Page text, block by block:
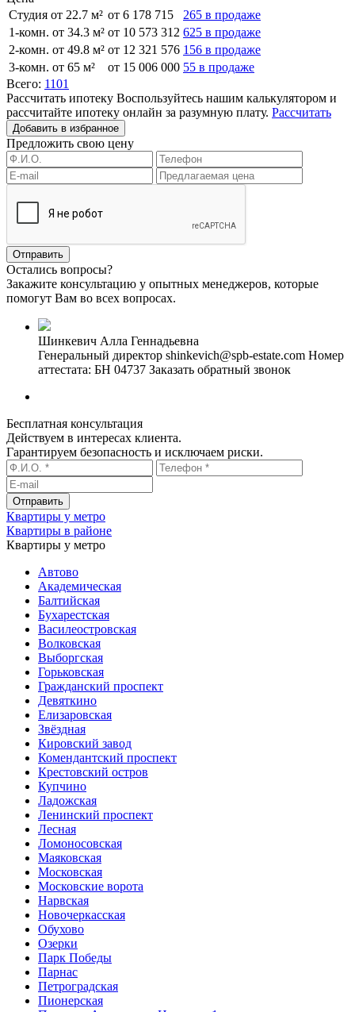
Студия от 22.7 м² от 6 178 715
265 в продаже
1-комн. от 34.3 м² от 10 573 312 625 в продаже
2-комн. от 49.8 м² от 12 321 576 156 в продаже
3-комн. от 65 м²
от 15 006 000 55 в продаже
Всего: 1101
Рассчитать ипотеку Воспользуйтесь нашим калькулятором и
рассчитайте ипотеку онлайн за разумную плату. Рассчитать
Добавить в избранное
Предложить свою цену
Остались вопросы?
Закажите консультацию у опытных менеджеров, которые
помогут Вам во всех вопросах.
Шинкевич Алла Геннадьевна
Генеральный директор shinkevich@spb-estate.com Номер
аттестата: БН 04737 Заказать обратный звонок
Бесплатная консультация
Действуем в интересах клиента.
Гарантируем безопасность и исключаем риски.
Квартиры у метро
Квартиры в районе
Квартиры у метро
Автово
Академическая
Балтийская
Бухарестская
Василеостровская
Волковская
Выборгская
Горьковская
Гражданский проспект
Девяткино
Елизаровская
Звёздная
Кировский завод
Комендантский проспект
Крестовский остров
Купчино
Ладожская
Ленинский проспект
Лесная
Ломоносовская
Маяковская
Московская
Московские ворота
Нарвская
Новочеркасская
Обухово
Озерки
Парк Победы
Парнас
Петроградская
Пионерская